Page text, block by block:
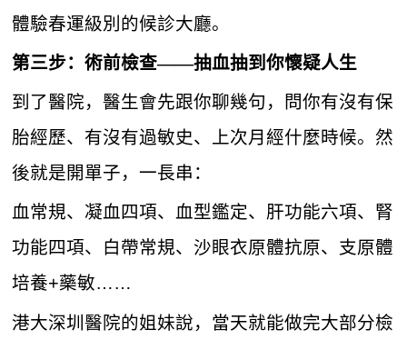
體驗春運級別的候診大廳。
第三步：術前檢查——抽血抽到你懷疑人生
到了醫院，醫生會先跟你聊幾句，問你有沒有保
胎經歷、有沒有過敏史、上次月經什麼時候。然
後就是開單子，一長串：
血常規、凝血四項、血型鑑定、肝功能六項、腎
功能四項、白帶常規、沙眼衣原體抗原、支原體
培養+藥敏……
港大深圳醫院的姐妹說，當天就能做完大部分檢